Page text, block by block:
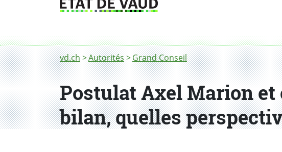
Fil d'Ariane
vd.ch Autorités Grand Conseil
Postulat Axel Marion
bilan, quelles